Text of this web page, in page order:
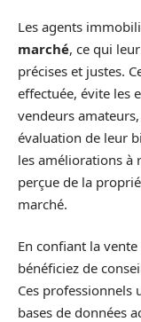
Les agents
marché, ce qui
précises et justes.
effectuée, évite les
vendeurs
évaluation de leur
les améliorations à
perçue de la
marché.
En confiant la
bénéficiez de
Ces professionnels
bases de données